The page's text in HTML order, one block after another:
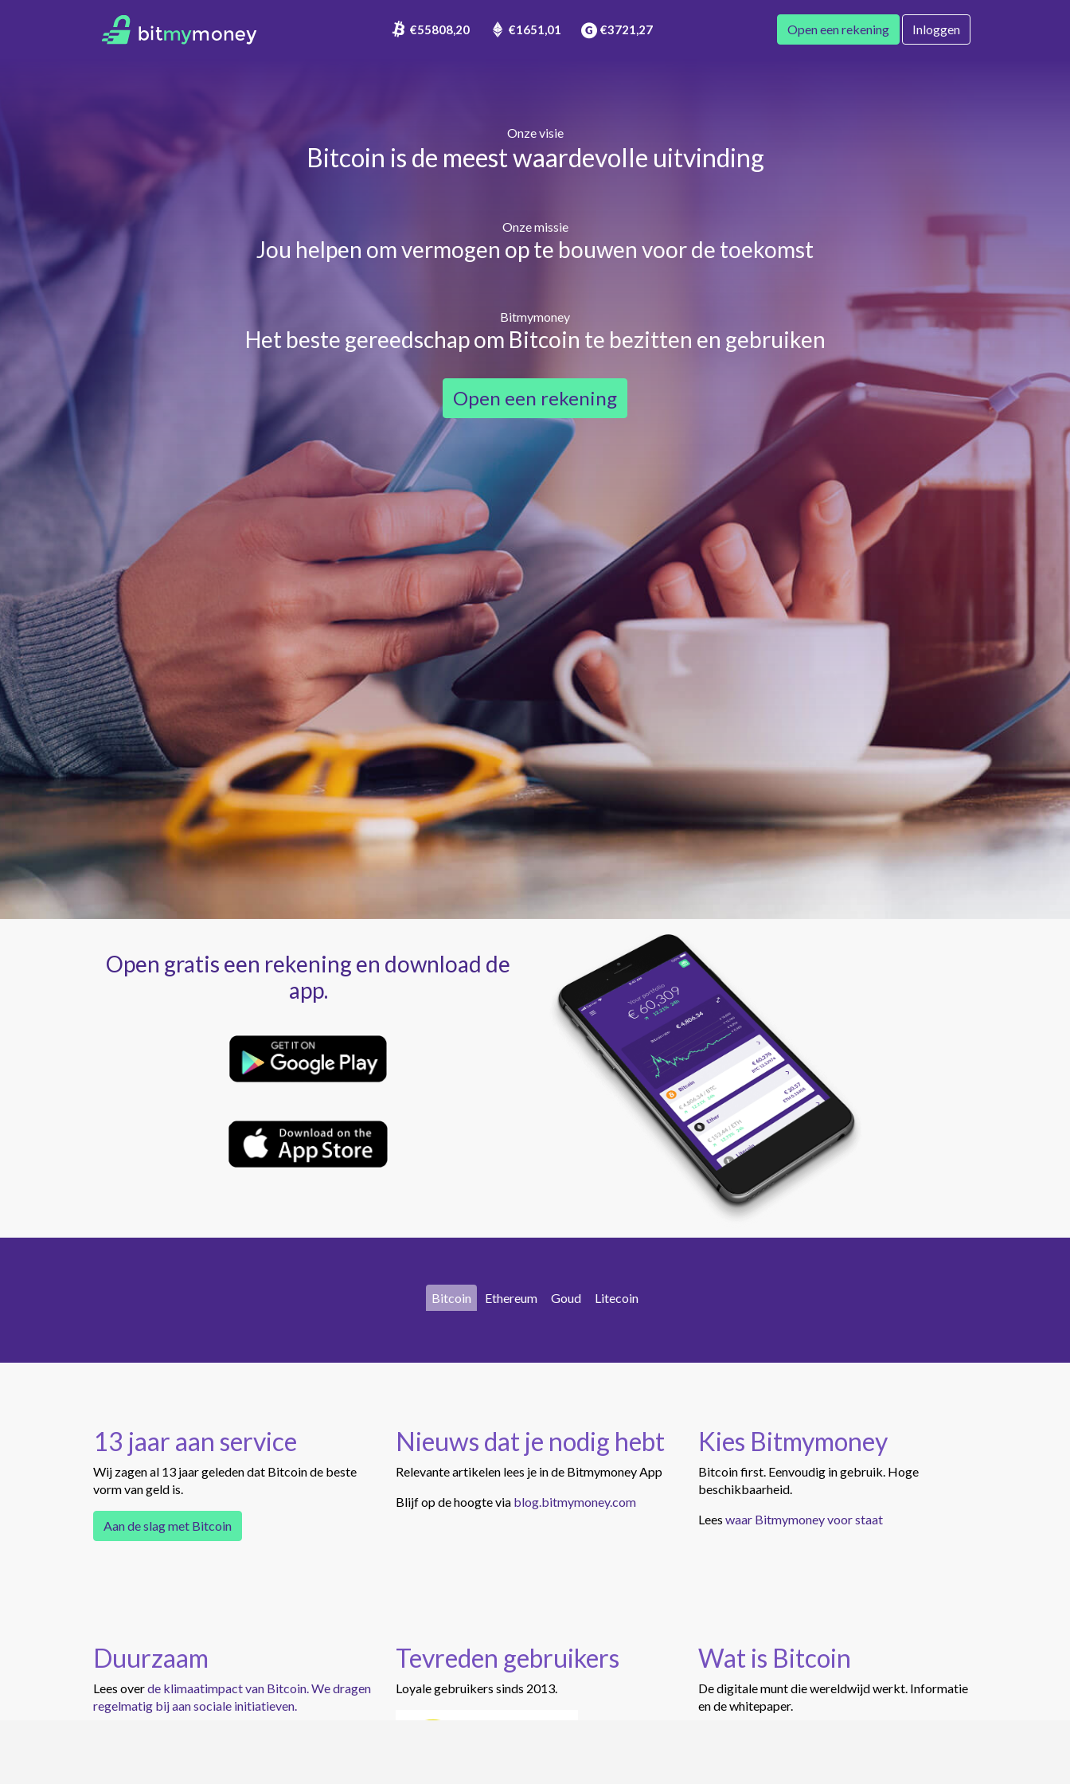
€55808,20 €1651,01 €3721,27 Open een rekening Inloggen
Onze visie
Bitcoin is de meest waardevolle uitvinding
Onze missie
Jou helpen om vermogen op te bouwen voor de toekomst
Bitmymoney
Het beste gereedschap om Bitcoin te bezitten en gebruiken
Open een rekening
Open gratis een rekening en download de
app.
Bitcoin Ethereum Goud Litecoin
13 jaar aan service
Wij zagen al 13 jaar geleden dat Bitcoin de beste
vorm van geld is.
Aan de slag met Bitcoin
Nieuws dat je nodig hebt
Relevante artikelen lees je in de Bitmymoney App
Blijf op de hoogte via blog.bitmymoney.com
Kies Bitmymoney
Bitcoin first. Eenvoudig in gebruik. Hoge
beschikbaarheid.
Lees waar Bitmymoney voor staat
Duurzaam
Lees overde klimaatimpact van Bitcoin. We dragen
regelmatig bij aan sociale initiatieven.
Tevreden gebruikers
Loyale gebruikers sinds 2013.
Wat is Bitcoin
De digitale munt die wereldwijd werkt. Informatie
en de whitepaper.